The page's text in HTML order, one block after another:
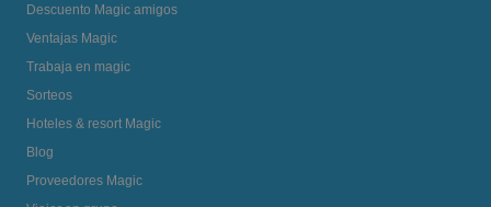
Descuento Magic amigos
Ventajas Magic
Trabaja en magic
Sorteos
Hoteles & resort Magic
Blog
Proveedores Magic